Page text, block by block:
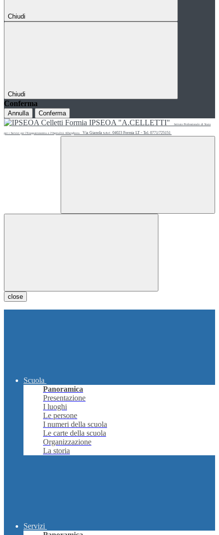
Chiudi
Chiudi
Conferma
Annulla Conferma
IPSEOA "A.CELLETTI" Istituto Professionale di Stato
per i Servizi per l'Enogastronomia e l'Ospitalità Alberghiera Via Gianola s.n.c. 04023 Formia LT - Tel. 0771/725151
close
Scuola
Panoramica
Presentazione
I luoghi
Le persone
I numeri della scuola
Le carte della scuola
Organizzazione
La storia
Servizi